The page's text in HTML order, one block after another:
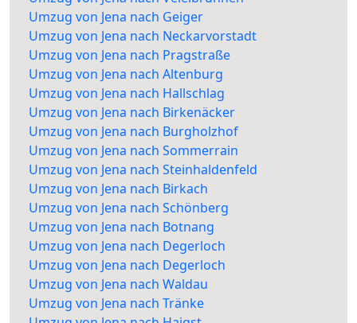
Umzug von Jena nach Geiger
Umzug von Jena nach Neckarvorstadt
Umzug von Jena nach Pragstraße
Umzug von Jena nach Altenburg
Umzug von Jena nach Hallschlag
Umzug von Jena nach Birkenäcker
Umzug von Jena nach Burgholzhof
Umzug von Jena nach Sommerrain
Umzug von Jena nach Steinhaldenfeld
Umzug von Jena nach Birkach
Umzug von Jena nach Schönberg
Umzug von Jena nach Botnang
Umzug von Jena nach Degerloch
Umzug von Jena nach Degerloch
Umzug von Jena nach Waldau
Umzug von Jena nach Tränke